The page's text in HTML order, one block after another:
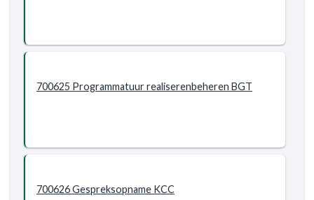
700625 Programmatuur realiserenbeheren BGT
700626 Gespreksopname KCC